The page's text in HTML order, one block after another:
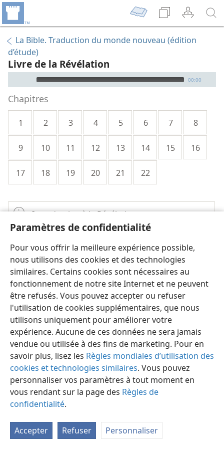
Paramètres de confidentialité
Pour vous offrir la meilleure expérience possible,
nous utilisons des cookies et des technologies
similaires. Certains cookies sont nécessaires au
fonctionnement de notre site Internet et ne peuvent
être refusés. Vous pouvez accepter ou refuser
l'utilisation de cookies supplémentaires, que nous
utilisons uniquement pour améliorer votre
expérience. Aucune de ces données ne sera jamais
vendue ou utilisée à des fins de marketing. Pour en
savoir plus, lisez les Règles mondiales d’utilisation des
cookies et technologies similaires. Vous pouvez
personnaliser vos paramètres à tout moment en
vous rendant sur la page des Règles de
confidentialité.
Accepter Refuser Personnaliser
La Bible. Traduction du monde nouveau (édition
d’étude)
Livre de la Révélation
Audio Player 00:00
Chapitres
1 2 3 4 5 6 7 8
9 10 11 12 13 14 15 16
17 18 19 20 21 22
Introduction à la Révélation
Français Partager Préférences
Copyright © 2026 Watch Tower Bible and Tract Society of Pennsylvania
Conditions d’utilisation
Règles de confidentialité
Paramètres de confidentialité
JW.ORG Se connecter